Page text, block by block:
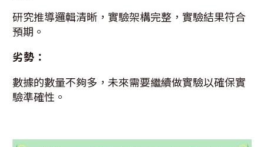
研究推導邏輯清晰，實驗架構完整，實驗結果符合
預期。
劣勢：
數據的數量不夠多，未來需要繼續做實驗以確保實
驗準確性。